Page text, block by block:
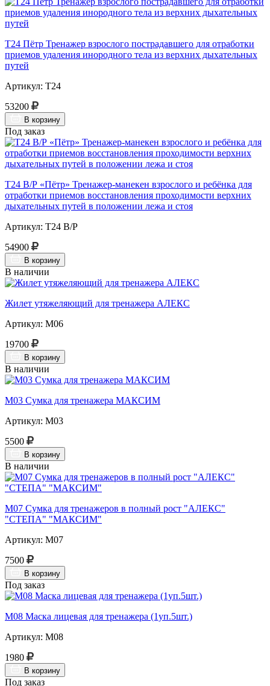
Т24 Пётр Тренажер взрослого пострадавшего для отработки
приемов удаления инородного тела из верхних дыхательных
путей
Артикул: Т24
53200
В корзину
Под заказ
Т24 В/Р «Пётр» Тренажер-манекен взрослого и ребёнка для
отработки приемов восстановления проходимости верхних
дыхательных путей в положении лежа и стоя
Артикул: Т24 В/Р
54900
В корзину
В наличии
Жилет утяжеляющий для тренажера АЛЕКС
Артикул: М06
19700
В корзину
В наличии
М03 Сумка для тренажера МАКСИМ
Артикул: М03
5500
В корзину
В наличии
М07 Сумка для тренажеров в полный рост "АЛЕКС"
"СТЕПА" "МАКСИМ"
Артикул: М07
7500
В корзину
Под заказ
М08 Маска лицевая для тренажера (1уп.5шт.)
Артикул: М08
1980
В корзину
Под заказ